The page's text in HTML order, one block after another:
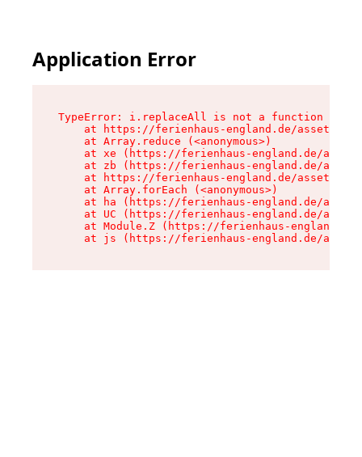
Application Error
TypeError: i.replaceAll is not a function
at https://ferienhaus-england.de/assets/
    at Array.reduce (<anonymous>)
at xe (https://ferienhaus-england.de/
at zb (https://ferienhaus-england.de/
at https://ferienhaus-england.de/assets/
    at Array.forEach (<anonymous>)
at ha (https://ferienhaus-england.de/
at UC (https://ferienhaus-england.de/
at Module.Z (https://ferienhaus-
at js (https://ferienhaus-england.de/